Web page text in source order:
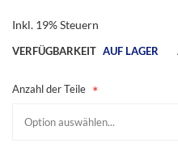
Inkl. 19% Steuern
VERFÜGBARKEIT AUF LAGER
Anzahl der Teile